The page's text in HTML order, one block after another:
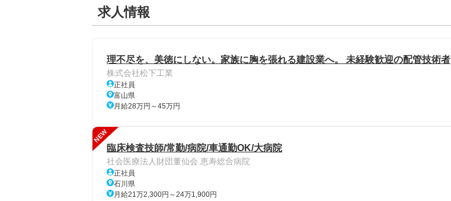
求人情報
理不尽を、美徳にしない。家族に胸を張れる建設業へ。 未経験歓迎の配管技術者
株式会社松下工業
正社員
富山県
月給28万円～45万円
NEW
臨床検査技師/常勤/病院/車通勤OK/大病院
社会医療法人財団董仙会 恵寿総合病院
正社員
石川県
月給21万2,300円～24万1,900円